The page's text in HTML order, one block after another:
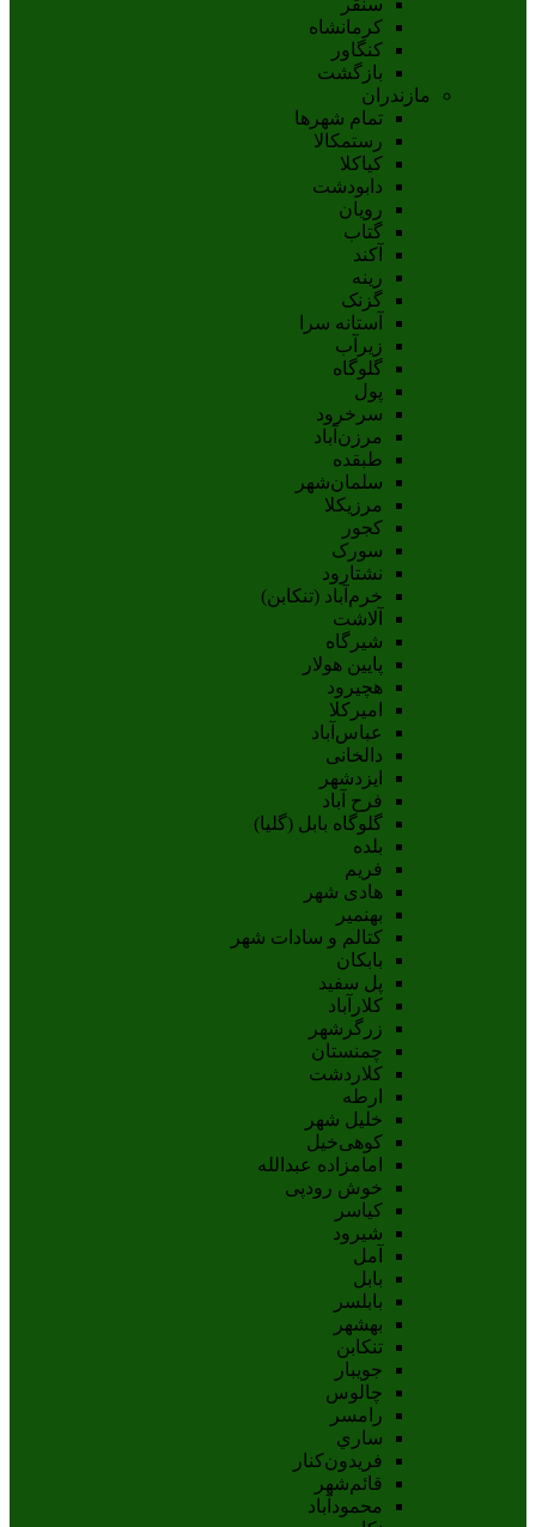
کرمانشاه
کنگاور
بازگشت
مازندران
تمام شهر‌ها
رستمکالا
کیاکلا
دابودشت
رویان
گتاب
آکند
رینه
گزنک
آستانه سرا
زیرآب
گلوگاه
پول
سرخرود
مرزن‌آباد
طبقده
سلمان‌شهر
مرزیکلا
کجور
سورک
نشتارود
خرم‌آباد (تنکابن)
آلاشت
شیرگاه
پایین هولار
هچیرود
امیرکلا
عباس‌آباد
دالخانی
ایزدشهر
فرح آباد
گلوگاه بابل (گلیا)
بلده
فریم
هادی شهر
بهنمیر
کتالم و سادات شهر
بابکان
پل سفید
کلارآباد
زرگرشهر
چمنستان
کلاردشت
ارطه
خلیل شهر
کوهی‌خیل
امامزاده عبدالله
خوش رودپی
کیاسر
شیرود
آمل
بابل
بابلسر
بهشهر
تنکابن
جويبار
چالوس
رامسر
ساري
فريدون‌کنار
قائم‌شهر
محمودآباد